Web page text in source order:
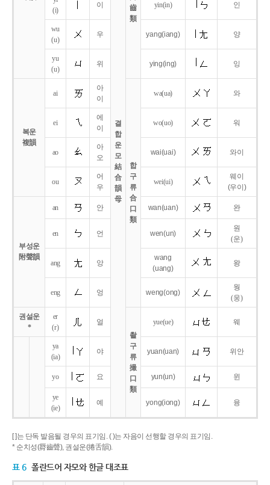
결
합
운
모
結
合
韻
母
齒
類
(i)
이 yin(in) 인
wu
(u)
우 yang(iang) 양
yu
(u)
위 ying(ing) 잉
복운
複韻
ai
아
이
합
구
류
合
口
類
wa(ua) 와
ei
에
이
wo(uo) 워
ao
아
오
wai(uai) 와이
ou
어
우
wei(ui)
웨이
(우이)
부성운
附聲韻
an 안 wan(uan) 완
en 언 wen(un)
원
(운)
ang 앙
wang
(uang)
왕
eng 엉 weng(ong)
웡
(웅)
권설운
*
er
(r)
얼
촬
구
류
撮
口
類
yue(ue) 웨
ya
(ia)
야 yuan(uan) 위안
yo 요 yun(un) 윈
ye
(ie)
예 yong(iong) 융
[ ]는 단독 발음될 경우의 표기임. ( )는 자음이 선행할 경우의 표기임.
* 순치성(脣齒聲), 권설운(捲舌韻).
표 6 폴란드어 자모와 한글 대조표